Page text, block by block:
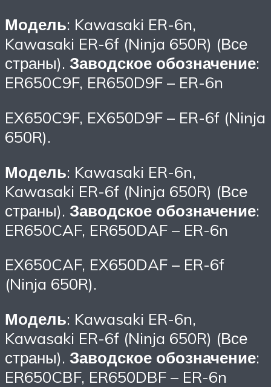
Модель: Kawasaki ER-6n,
Kawasaki ER-6f (Ninja 650R) (Все
страны). Заводское обозначение:
ER650C9F, ER650D9F – ER-6n
EX650C9F, EX650D9F – ER-6f (Ninja
650R).
Модель: Kawasaki ER-6n,
Kawasaki ER-6f (Ninja 650R) (Все
страны). Заводское обозначение:
ER650CAF, ER650DAF – ER-6n
EX650CAF, EX650DAF – ER-6f
(Ninja 650R).
Модель: Kawasaki ER-6n,
Kawasaki ER-6f (Ninja 650R) (Все
страны). Заводское обозначение:
ER650CBF, ER650DBF – ER-6n